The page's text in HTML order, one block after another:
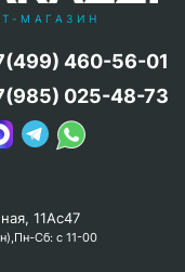
МАГАЗИН
11Ас47
Сб: с 11-00
460-56-01
025-48-73